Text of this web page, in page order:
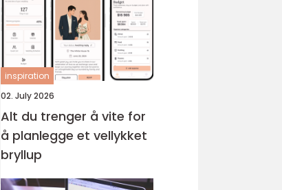
inspiration
02. July 2026
Alt du trenger å vite for
å planlegge et vellykket
bryllup